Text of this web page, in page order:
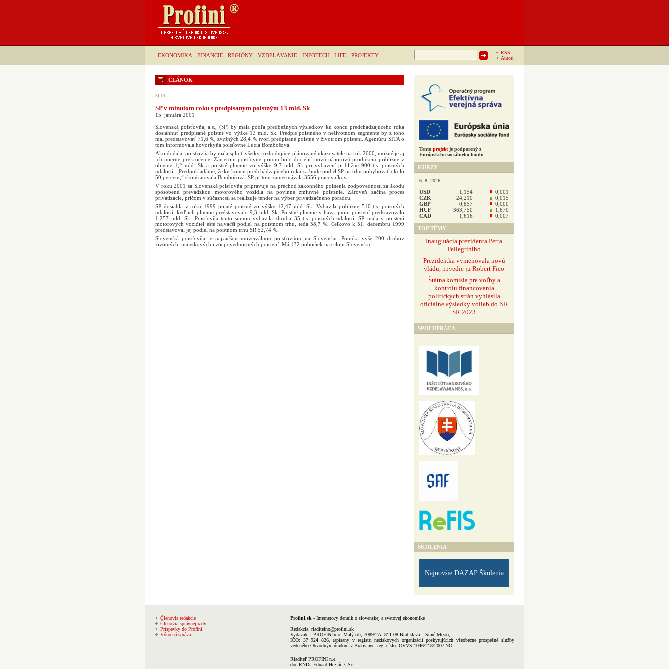
EKONOMIKA FINANCIE REGIÓNY VZDELÁVANIE INFOTECH LIFE PROJEKTY
RSS
Autori
Hľadať:
ČLÁNOK
SITA
SP v minulom roku s predpísaným poistným 13 mld. Sk
15. januára 2001
Slovenská poisťovňa, a.s., (SP) by mala podľa predbežných výsledkov ku koncu predchádzajúceho roka
dosiahnuť predpísané poistné vo výške 13 mld. Sk. Predpis poistného v neživotnom segmente by z toho
mal predstavovať 71,6 %, zvyšných 28,4 % tvorí predpísané poistné v životnom poistení. Agentúru SITA o
tom informovala hovorkyňa poisťovne Lucia Bombošová.
Ako dodala, poisťovňa by mala splniť všetky rozhodujúce plánované ukazovatele na rok 2000, možné je aj
ich mierne prekročenie. Zámerom poisťovne pritom bolo docieliť novú náborovú produkciu približne v
objeme 1,2 mld. Sk a poistné plnenie vo výške 9,7 mld. Sk pri vybavení približne 900 tis. poistných
udalostí. „Predpokladáme, že ku koncu predchádzajúceho roka sa bude podiel SP na trhu pohybovať okolo
50 percent,“ skonštatovala Bombošová. SP pritom zamestnávala 3556 pracovníkov.
V roku 2001 sa Slovenská poisťovňa pripravuje na prechod zákonného poistenia zodpovednosti za škodu
spôsobenú prevádzkou motorového vozidla na povinné zmluvné poistenie. Zároveň začína proces
privatizácie, pričom v súčasnosti sa realizuje tender na výber privatizačného poradcu.
SP dosiahla v roku 1999 prijaté poistné vo výške 12,47 mld. Sk. Vybavila približne 510 tis. poistných
udalostí, keď ich plnenie predstavovalo 9,3 mld. Sk. Poistné plnenie v havarijnom poistení predstavovalo
1,257 mld. Sk. Poisťovňa touto sumou vybavila zhruba 35 tis. poistných udalostí. SP mala v poistení
motorových vozidiel ešte najväčší podiel na poistnom trhu, teda 38,7 %. Celkovo k 31. decembru 1999
predstavoval jej podiel na poistnom trhu SR 52,74 %.
Slovenská poisťovňa je najväčšou univerzálnou poisťovňou na Slovensku. Ponúka vyše 200 druhov
životných, majetkových i zodpovednostných poistení. Má 132 pobočiek na celom Slovensku.
Tento projekt je podporený z
Európskeho sociálneho fondu
KURZY
6. 8. 2026
USD 1,154
0,001
CZK
24,210
0,015
GBP
0,857
0,000
HUF
363,750
1,670
CAD
1,616 0,007
TOP TÉMY
Inaugurácia prezidenta Petra
Pellegriniho
Prezidentka vymenovala novú
vládu, povedie ju Robert Fico
Štátna komisia pre voľby a
kontrolu financovania
politických strán vyhlásila
oficiálne výsledky volieb do NR
SR 2023
SPOLUPRÁCA
ŠKOLENIA
Najnovšie DAZAP Školenia
Členovia redakcie
Členovia správnej rady
Príspevky do Profini
Výročná správa
Profini.sk - Internetový denník o slovenskej a svetovej ekonomike
Redakcia: riaditelno@profini.sk
Vydavateľ: PROFINI n.o. Malý trh, 7089/2A, 811 08 Bratislava – Staré Mesto,
IČO: 37 924 826, zapísaný v registri neziskových organizácií poskytujúcich všeobecne prospešné služby
vedeného Obvodným úradom v Bratislave, reg. číslo: OVVS-1046/218/2007-NO
Riaditeľ PROFINI n.o.
doc.RNDr. Eduard Hozlár, CSc.